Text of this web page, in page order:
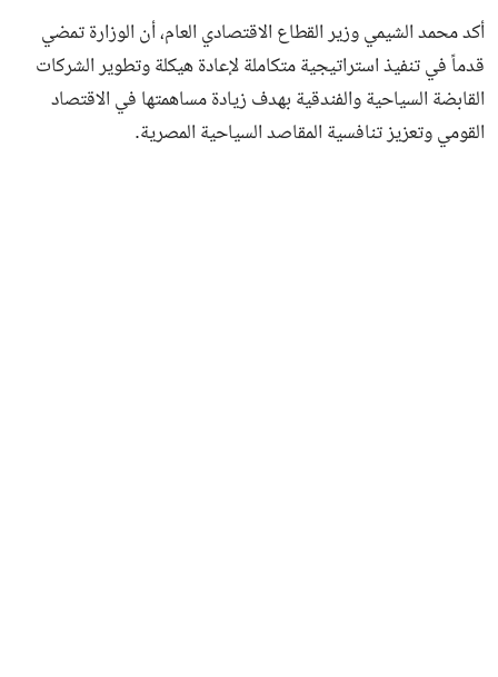
أكد محمد الشيمي وزير القطاع الاقتصادي العام، أن الوزارة تمضي
قدماً في تنفيذ استراتيجية متكاملة لإعادة هيكلة وتطوير الشركات
القابضة السياحية والفندقية بهدف زيادة مساهمتها في الاقتصاد
القومي وتعزيز تنافسية المقاصد السياحية المصرية.